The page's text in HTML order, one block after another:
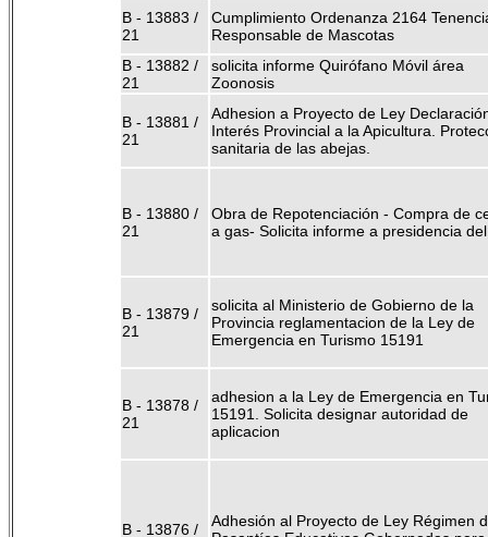
B - 13883 /
21
Cumplimiento Ordenanza 2164
Responsable de Mascotas
B - 13882 /
21
solicita informe Quirófano Móvil área
Zoonosis
B - 13881 /
21
Adhesion a Proyecto de Ley
Interés Provincial a la Apicultura.
sanitaria de las abejas.
B - 13880 /
21
Obra de Repotenciación - Compra de
a gas- Solicita informe a presidencia
B - 13879 /
21
solicita al Ministerio de Gobierno de la
Provincia reglamentacion de la Ley de
Emergencia en Turismo 15191
B - 13878 /
21
adhesion a la Ley de Emergencia en
15191. Solicita designar autoridad de
aplicacion
B - 13876 /
Adhesión al Proyecto de Ley Régimen